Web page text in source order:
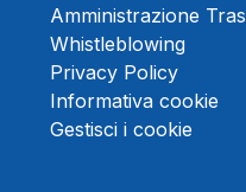
Amministrazione
Whistleblowing
Privacy Policy
Informativa cookie
Gestisci i cookie